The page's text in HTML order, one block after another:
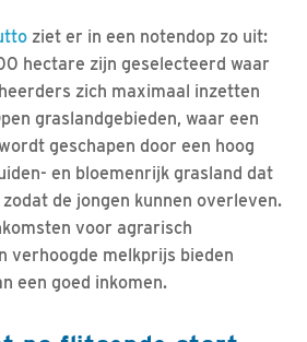
ziet er in een notendop zo uit:
hectare zijn geselecteerd waar
zich maximaal inzetten
graslandgebieden, waar een
geschapen door een hoog
en bloemenrijk grasland dat
de jongen kunnen overleven.
voor agrarisch
verhoogde melkprijs bieden
een goed inkomen.